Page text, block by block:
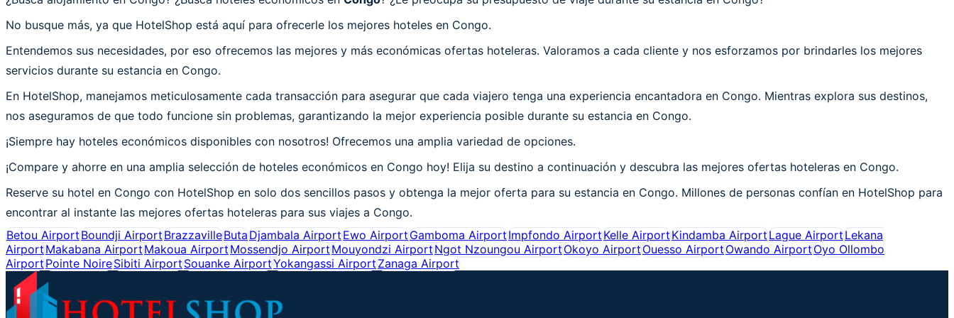
No busque más, ya que HotelShop está aquí para ofrecerle los mejores hoteles en Congo.
Entendemos sus necesidades, por eso ofrecemos las mejores y más económicas ofertas hoteleras. Valoramos a cada cliente y nos esforzamos por brindarles los mejores
servicios durante su estancia en Congo.
En HotelShop, manejamos meticulosamente cada transacción para asegurar que cada viajero tenga una experiencia encantadora en Congo. Mientras explora sus destinos,
nos aseguramos de que todo funcione sin problemas, garantizando la mejor experiencia posible durante su estancia en Congo.
¡Siempre hay hoteles económicos disponibles con nosotros! Ofrecemos una amplia variedad de opciones.
¡Compare y ahorre en una amplia selección de hoteles económicos en Congo hoy! Elija su destino a continuación y descubra las mejores ofertas hoteleras en Congo.
Reserve su hotel en Congo con HotelShop en solo dos sencillos pasos y obtenga la mejor oferta para su estancia en Congo. Millones de personas confían en HotelShop para
encontrar al instante las mejores ofertas hoteleras para sus viajes a Congo.
Betou AirportBoundji AirportBrazzavilleButaDjambala AirportEwo AirportGamboma AirportImpfondo AirportKelle AirportKindamba AirportLague AirportLekana
AirportMakabana AirportMakoua AirportMossendjo AirportMouyondzi AirportNgot Nzoungou AirportOkoyo AirportOuesso AirportOwando AirportOyo Ollombo
AirportPointe NoireSibiti AirportSouanke AirportYokangassi AirportZanaga Airport